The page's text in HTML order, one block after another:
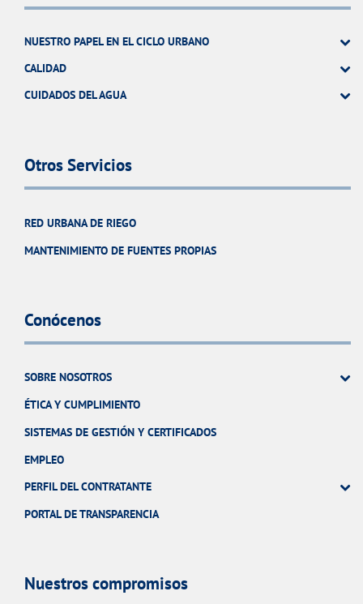
NUESTRO PAPEL EN EL CICLO URBANO
CALIDAD
CUIDADOS DEL AGUA
Otros Servicios
RED URBANA DE RIEGO
MANTENIMIENTO DE FUENTES PROPIAS
Conócenos
SOBRE NOSOTROS
ÉTICA Y CUMPLIMIENTO
SISTEMAS DE GESTIÓN Y CERTIFICADOS
EMPLEO
PERFIL DEL CONTRATANTE
PORTAL DE TRANSPARENCIA
Nuestros compromisos